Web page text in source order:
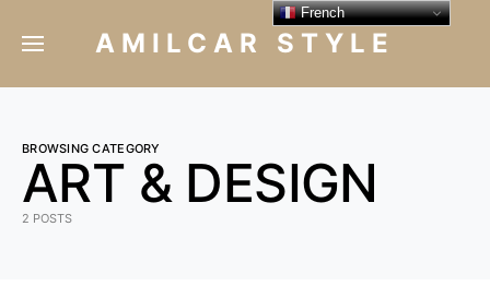
AMILCAR STYLE
BROWSING CATEGORY
ART & DESIGN
2 POSTS
French